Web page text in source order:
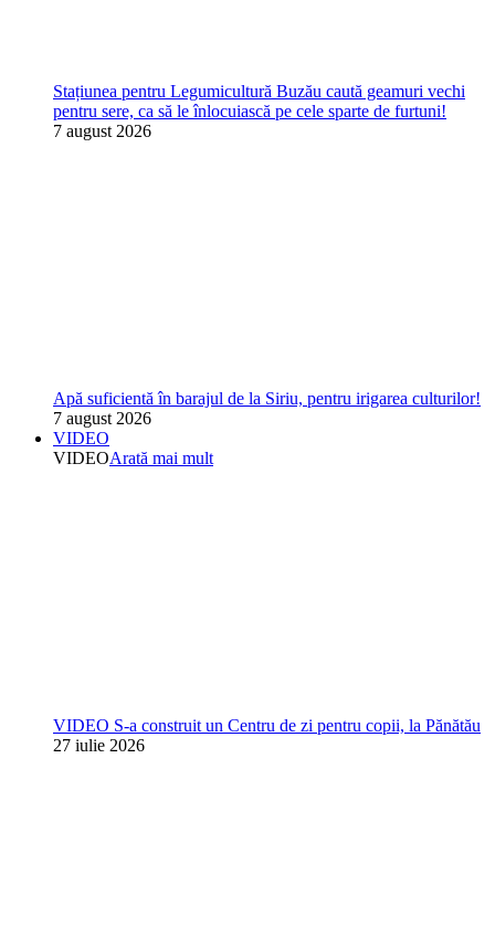
Stațiunea pentru Legumicultură Buzău caută geamuri vechi
pentru sere, ca să le înlocuiască pe cele sparte de furtuni!
7 august 2026
Apă suficientă în barajul de la Siriu, pentru irigarea culturilor!
7 august 2026
VIDEO
VIDEOArată mai mult
VIDEO S-a construit un Centru de zi pentru copii, la Pănătău
27 iulie 2026